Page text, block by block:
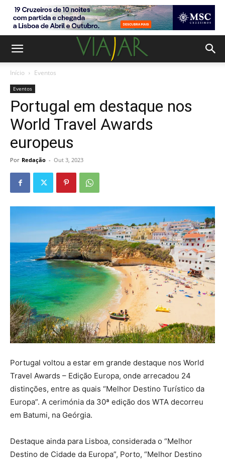
Início Eventos
Eventos
Portugal em destaque nos
World Travel Awards
europeus
Por Redação - Out 3, 2023
Portugal voltou a estar em grande destaque nos World
Travel Awards – Edição Europa, onde arrecadou 24
distinções, entre as quais “Melhor Destino Turístico da
Europa”. A cerimónia da 30ª edição dos WTA decorreu
em Batumi, na Geórgia.
Destaque ainda para Lisboa, considerada o “Melhor
Destino de Cidade da Europa”, Porto, “Melhor Destino